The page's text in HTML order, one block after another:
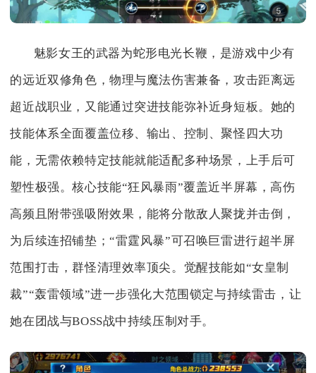
魅影女王的武器为蛇形电光长鞭，是游戏中少有
的远近双修角色，物理与魔法伤害兼备，攻击距离远
超近战职业，又能通过突进技能弥补近身短板。她的
技能体系全面覆盖位移、输出、控制、聚怪四大功
能，无需依赖特定技能就能适配多种场景，上手后可
塑性极强。核心技能“狂风暴雨”覆盖近半屏幕，高伤
高频且附带强吸附效果，能将分散敌人聚拢并击倒，
为后续连招铺垫；“雷霆风暴”可召唤巨雷进行超半屏
范围打击，群怪清理效率顶尖。觉醒技能如“女皇制
裁”“轰雷领域”进一步强化大范围锁定与持续雷击，让
她在团战与BOSS战中持续压制对手。